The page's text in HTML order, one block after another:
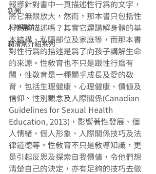
新聞
人物專訪
潤滑劑介紹系列
報導針對書中一頁描述性行為的文字，
將它無限放大，然而，那本書只包括性
行為的描述嗎？其實它還講解身體的基
本結構、私隱部位及家庭等，而那本書
對性行為的描述是為了向孩子講解生命
的來源。性教育也不只是跟性行為有
關，性教育是一種關乎成長及愛的教
育，包括生理健康、心理健康、價值及
信仰、性別觀念及人際關係(Canadian
Guidelines for Sexual Health
Education, 2013)，影響著性發展、個
人情緒、個人形象、人際關係技巧及法
律道德等。性教育不只是教導知識，更
是引起反思及探索自我價值，令他們想
清楚自己的決定，亦有足夠的技巧去做